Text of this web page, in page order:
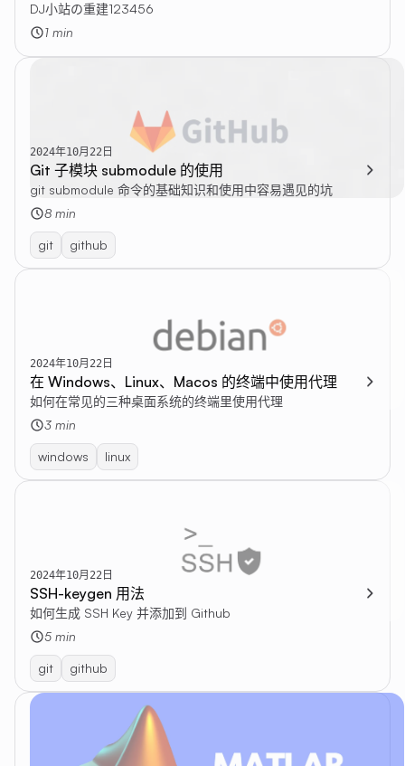
DJ小站の重建123456
1 min
2024年10月22日
Git 子模块 submodule 的使用
git submodule 命令的基础知识和使用中容易遇见的坑
8 min
git github
2024年10月22日
在 Windows、Linux、Macos 的终端中使用代理
如何在常见的三种桌面系统的终端里使用代理
3 min
windows linux
2024年10月22日
SSH-keygen 用法
如何生成 SSH Key 并添加到 Github
5 min
git github